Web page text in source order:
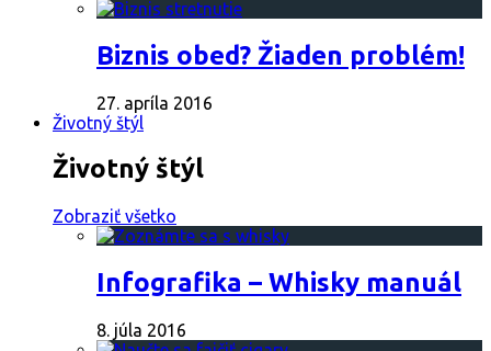
Biznis obed? Žiaden problém!
27. apríla 2016
Životný štýl
Životný štýl
Zobraziť všetko
Infografika – Whisky manuál
8. júla 2016